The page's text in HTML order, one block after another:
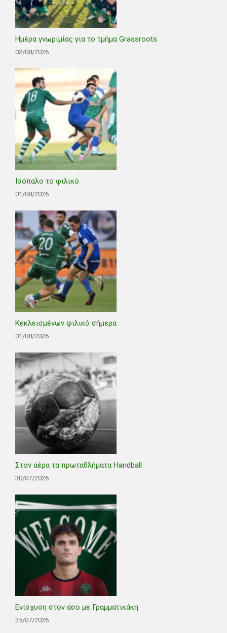
Ημέρα γνωριμίας για το τμήμα Grassroots
02/08/2026
Ισόπαλο το φιλικό
01/08/2026
Κεκλεισμένων φιλικό σήμερα
01/08/2026
Στον αέρα τα πρωταθλήματα Handball
30/07/2026
Ενίσχυση στον άσο με Γραμματικάκη
25/07/2026